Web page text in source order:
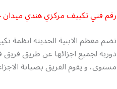
رقم فني تكييف مركزي هندي
تضم معظم الابنية الحديثة انظمة
دورية لجميع اجزائها عن طريق
مستوى، و يقوم الفريق بصيانة